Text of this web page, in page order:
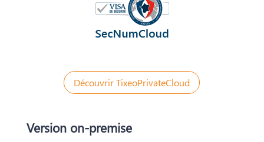
Découvrir TixeoPrivateCloud
Version on-premise